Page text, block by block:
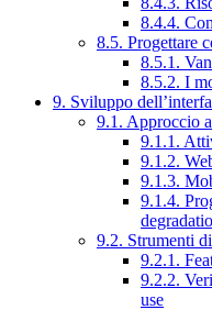
8.4.4.
8.5. Progettare
8.5.1.
8.5.2. I
9. Sviluppo
9.1. Approccio
9.1.1.
9.1.2.
9.1.3.
9.1.4.
9.2. Strumenti
9.2.1.
9.2.2.
use